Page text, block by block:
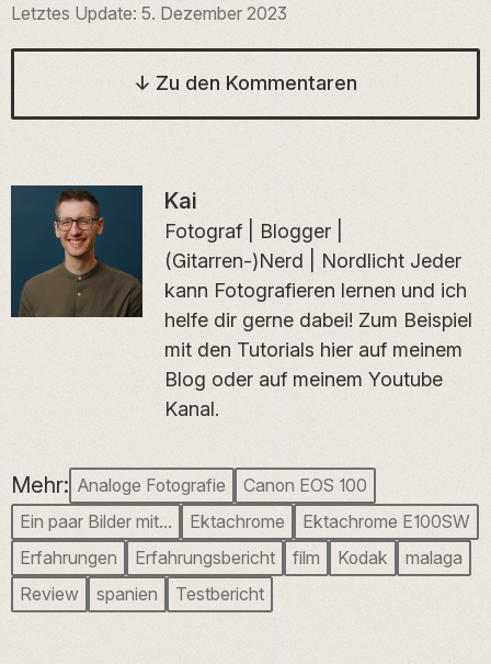
Letztes Update: 5. Dezember 2023
↓ Zu den Kommentaren
Kai
Fotograf | Blogger |
(Gitarren-)Nerd | Nordlicht Jeder
kann Fotografieren lernen und ich
helfe dir gerne dabei! Zum Beispiel
mit den Tutorials hier auf meinem
Blog oder auf meinem Youtube
Kanal.
Mehr: Analoge Fotografie
Canon EOS 100
Ein paar Bilder mit…
Ektachrome
Ektachrome E100SW
Erfahrungen
Erfahrungsbericht film Kodak
malaga
Review
spanien Testbericht